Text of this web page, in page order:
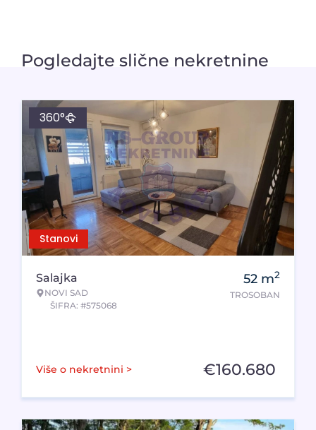
Pogledajte slične nekretnine
Stanovi
360°
Salajka
NOVI SAD
ŠIFRA: #575068
52 m2
TROSOBAN
Više o nekretnini > €160.680